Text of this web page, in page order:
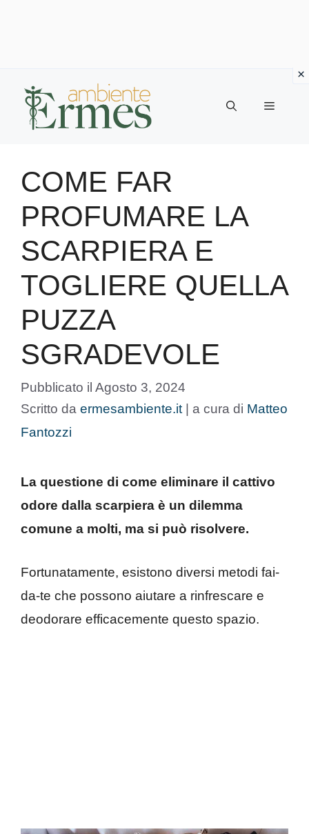
contenuto
Menu
COME FAR
PROFUMARE LA
SCARPIERA E
TOGLIERE QUELLA
PUZZA
SGRADEVOLE
Pubblicato il Agosto 3, 2024
Scritto da ermesambiente.it a cura di Matteo
Fantozzi
La questione di come eliminare il cattivo
odore dalla scarpiera è un dilemma
comune a molti, ma si può risolvere.
Fortunatamente, esistono diversi metodi fai-
da-te che possono aiutare a rinfrescare e
deodorare efficacemente questo spazio.